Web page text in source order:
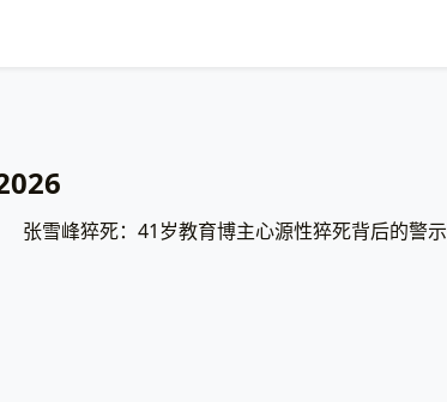
张雪峰猝死：41岁教育博主心源性猝死背后的警示